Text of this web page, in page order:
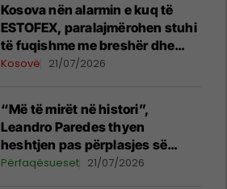
Kosova nën alarmin e kuq të
ESTOFEX, paralajmërohen stuhi
të fuqishme me breshër dhe
erëra të forta
Kosovë 21/07/2026
“Më të mirët në histori”,
Leandro Paredes thyen
heshtjen pas përplasjes së
diskutueshme në finalen e
Përfaqësueset 21/07/2026